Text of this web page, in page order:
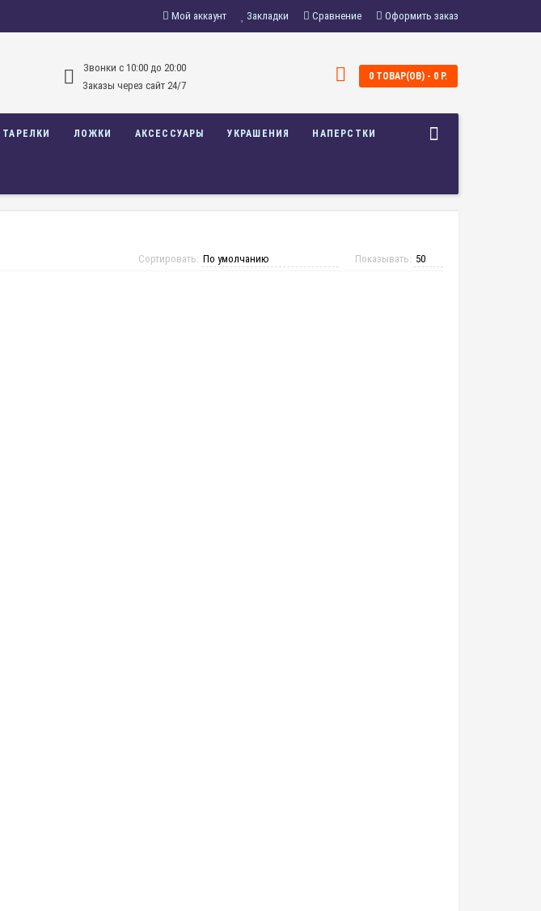
Мой аккаунт Закладки Сравнение Оформить заказ
Звонки c 10:00 до 20:00
Заказы через сайт 24/7
0 ТОВАР(ОВ) - 0 Р.
ЛОЖКИ АКСЕССУАРЫ УКРАШЕНИЯ НАПЕРСТКИ
Показывать:
Сортировать: